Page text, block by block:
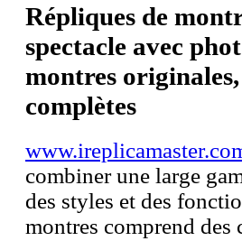
Répliques de
spectacle avec
montres
complètes
combiner une large
des styles et des
montres comprend des